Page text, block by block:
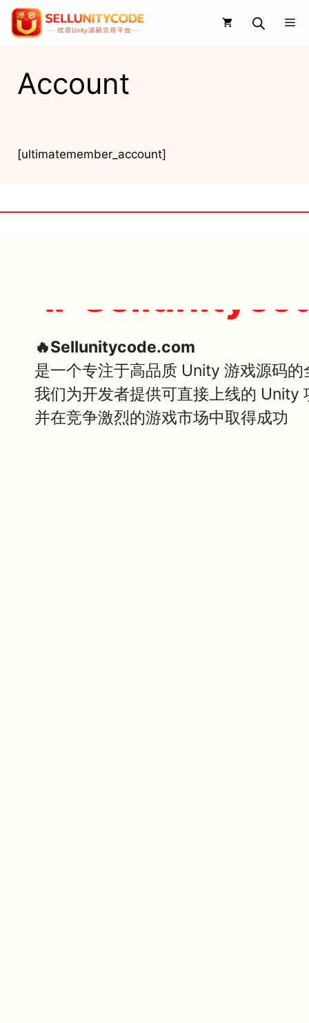
Skip
content
Account
[ultimatemember_account]
🔥
🔥Sellunitycode.com
是一个专注于高品质 Unity 游戏源码的
我们为开发者提供可直接上线的 Unity
并在竞争激烈的游戏市场中取得成功